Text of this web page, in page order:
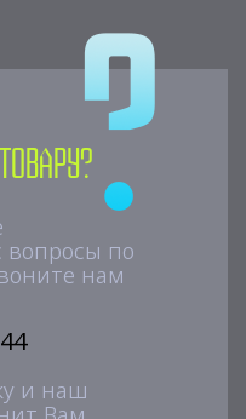
вопросы по
нам
и наш